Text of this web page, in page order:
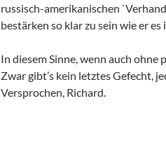
russisch-amerikanischen
bestärken so klar zu sein wie er es
In diesem Sinne, wenn auch
Zwar gibt’s kein letztes Gefecht,
Versprochen, Richard.